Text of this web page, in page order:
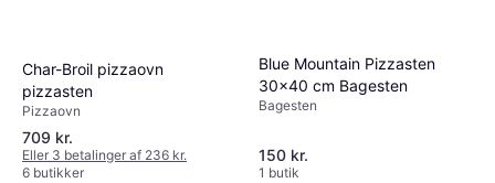
Char-Broil pizzaovn
pizzasten
Pizzaovn
709 kr.
Eller 3 betalinger af 236 kr.
6 butikker
Blue Mountain Pizzasten
30x40 cm Bagesten
Bagesten
150 kr.
1 butik